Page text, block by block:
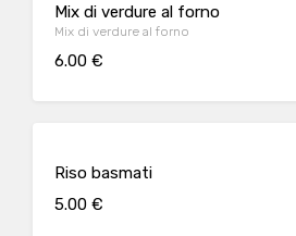
Mix di verdure al forno
Mix di verdure al forno
6.00 €
Riso basmati
5.00 €